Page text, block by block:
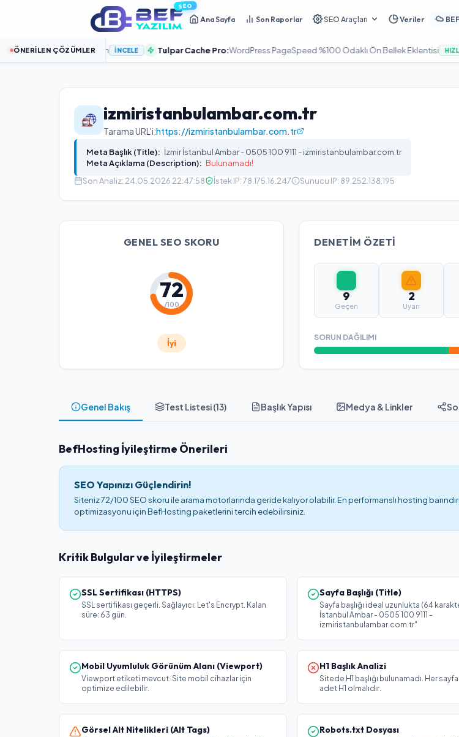
SEO
Ana Sayfa Son Raporlar SEO Araçları Veriler
ÖNERILEN ÇÖZÜMLER
Sitenizi Hızlandırın İNCELE Tulpar Cache Pro:WordPress PageSpeed %100 Odaklı Ön Bellek Eklentisi HIZLANDIR
izmiristanbulambar.com.tr
Tarama URL'i:https://izmiristanbulambar.com.tr
Meta Başlık (Title): İzmir İstanbul Ambar - 0505 100 9111 - izmiristanbulambar.com.tr
Meta Açıklama (Description): Bulunamadı!
Son Analiz: 24.05.2026 22:47:58 İstek IP:78.175.16.247 Sunucu IP: 89.252.138.195
GENEL SEO SKORU
72
/100
İyi
DENETIM ÖZETI
9
Geçen
2
Uyarı
SORUN DAĞILIMI
Genel Bakış Test Listesi (13) Başlık Yapısı Medya & Linkler
BefHosting İyileştirme Önerileri
SEO Yapınızı Güçlendirin!
Siteniz 72/100 SEO skoru ile arama motorlarında geride kalıyor olabilir. En performanslı hosting
optimizasyonu için BefHosting paketlerini tercih edebilirsiniz.
Kritik Bulgular ve İyileştirmeler
SSL Sertifikası (HTTPS)
SSL sertifikası geçerli. Sağlayıcı: Let's Encrypt. Kalan
süre: 63 gün.
Sayfa Başlığı (Title)
Sayfa başlığı ideal uzunlukta (64
İstanbul Ambar - 0505 100 9111 -
izmiristanbulambar.com.tr"
Mobil Uyumluluk Görünüm Alanı (Viewport)
Viewport etiketi mevcut. Site mobil cihazlar için
optimize edilebilir.
H1 Başlık Analizi
Sitede H1 başlığı bulunamadı. Her
adet H1 olmalıdır.
Görsel Alt Nitelikleri (Alt Tags) Robots.txt Dosyası